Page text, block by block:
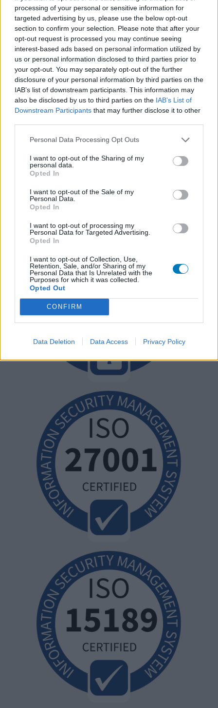
processing of your personal or sensitive information for
targeted advertising by us, please use the below opt-out
section to confirm your selection. Please note that after your
opt-out request is processed you may continue seeing
interest-based ads based on personal information utilized by
us or personal information disclosed to third parties prior to
your opt-out. You may separately opt-out of the further
disclosure of your personal information by third parties on the
IAB’s list of downstream participants. This information may
also be disclosed by us to third parties on the IAB’s List of
Downstream Participants that may further disclose it to other
Personal Data Processing Opt Outs
I want to opt-out of the Sharing of my
personal data.
Opted In
I want to opt-out of the Sale of my
Personal Data.
Opted In
I want to opt-out of processing my
Personal Data for Targeted Advertising.
Opted In
I want to opt-out of Collection, Use,
Retention, Sale, and/or Sharing of my
Personal Data that Is Unrelated with the
Purposes for which it was collected.
Opted Out
CONFIRM
Data Deletion Data Access Privacy Policy
Antibiotiques - tetracyclines
Laroxyl (239)
Dépression - antidépresseurs TCA
Risperdal (230)
Psychose / schizophrénie - antipsychotique
Les évaluations de cette page sont écrites par les utilisateurs
eux-mêmes ; ces avis sont d’abord lus, et éventuellement
adaptés afin de répondre à nos standards en ce qui concerne
des connaissances médicales. De cette façon, les évaluations
aux utilisateurs et pas celle du propriétaire de ce site web.
N’oubliez-pas que les expériences peuvent varier selon les
contact avec votre médecin ou votre pharmacien.